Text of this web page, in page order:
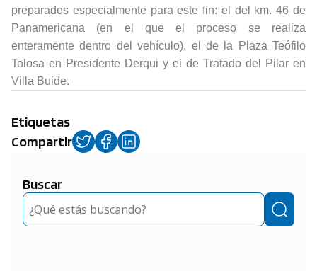
preparados especialmente para este fin: el del km. 46 de
Panamericana (en el que el proceso se realiza
enteramente dentro del vehículo), el de la Plaza Teófilo
Tolosa en Presidente Derqui y el de Tratado del Pilar en
Villa Buide.
Etiquetas
Compartir
Buscar
Buscar